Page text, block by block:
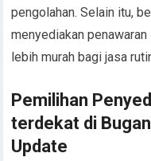
pengolahan. Selain itu,
menyediakan
lebih murah bagi jasa
Pemilihan
terdekat di
Update